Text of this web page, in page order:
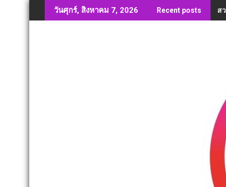
to
วันศุกร์, สิงหาคม 7, 2026 Recent posts ส